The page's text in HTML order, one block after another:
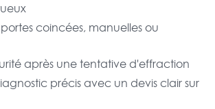
coincées, manuelles ou
après une tentative d'effraction
précis avec un devis clair sur